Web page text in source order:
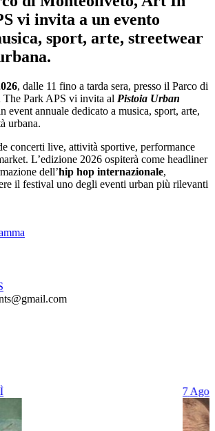
vi invita a un evento
sport, arte, streetwear
, dalle 11 fino a tarda sera, presso il Parco di
Park APS vi invita al Pistoia Urban
event annuale dedicato a musica, sport, arte,
urbana.
concerti live, attività sportive, performance
L’edizione 2026 ospiterà come headliner
dell’hip hop internazionale,
il festival uno degli eventi urban più rilevanti
7